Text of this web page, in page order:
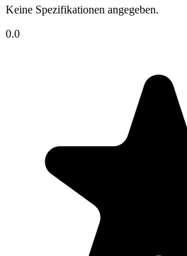
Keine Spezifikationen angegeben.
0.0